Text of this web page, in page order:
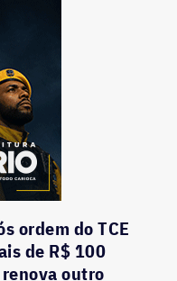
ordem do TCE
de R$ 100
outro